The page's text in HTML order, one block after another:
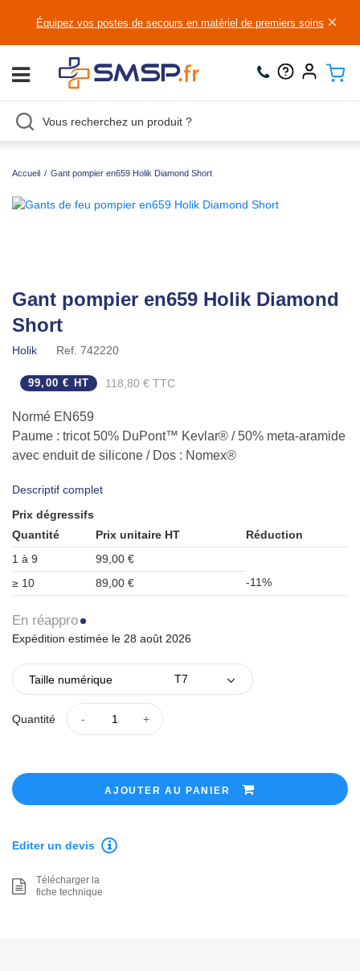
Équipez vos postes de secours en matériel de premiers soins ×
Accueil / Gant pompier en659 Holik Diamond Short
Gant pompier en659 Holik Diamond
Short
Holik Ref. 742220
99,00 € HT 118,80 € TTC
Normé EN659
Paume : tricot 50% DuPont™ Kevlar® / 50% meta-aramide
avec enduit de silicone / Dos : Nomex®
Descriptif complet
Prix dégressifs
Quantité
Prix unitaire HT
Réduction
1 à 9
99,00 €
≥ 10
89,00 € -11%
En réappro
Expédition estimée le 28 août 2026
Taille numérique
Quantité
AJOUTER AU PANIER
Editer un devis
Télécharger la
fiche technique